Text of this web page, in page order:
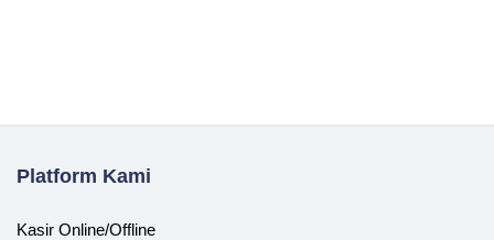
Platform Kami
Kasir Online/Offline